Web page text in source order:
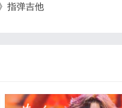
指弹吉他